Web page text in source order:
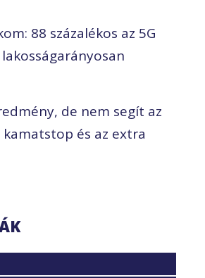
88 százalékos az 5G
de nem segít az
és az extra